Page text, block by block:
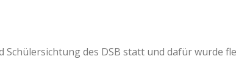
Schülersichtung des DSB statt und dafür wurde